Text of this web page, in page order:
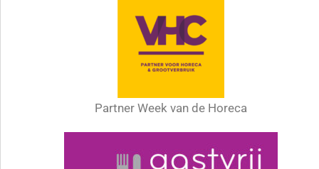
Partner Week van de Horeca